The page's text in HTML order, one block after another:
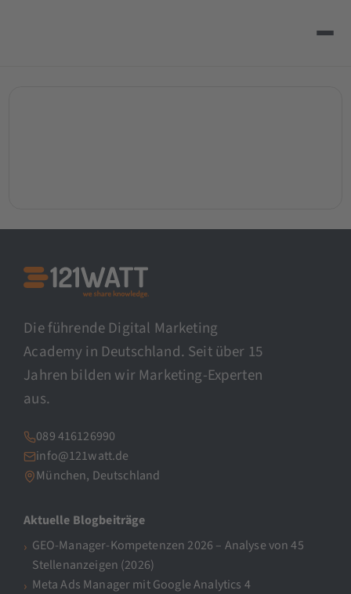
Die führende Digital Marketing
Academy in Deutschland. Seit über 15
Jahren bilden wir Marketing-Experten
aus.
089 416126990
info@121watt.de
München, Deutschland
Aktuelle Blogbeiträge
GEO-Manager-Kompetenzen 2026 – Analyse von 45
Stellenanzeigen (2026)
Meta Ads Manager mit Google Analytics 4